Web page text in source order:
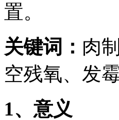
置。
关键词： 肉
空残氧、发
1、意义